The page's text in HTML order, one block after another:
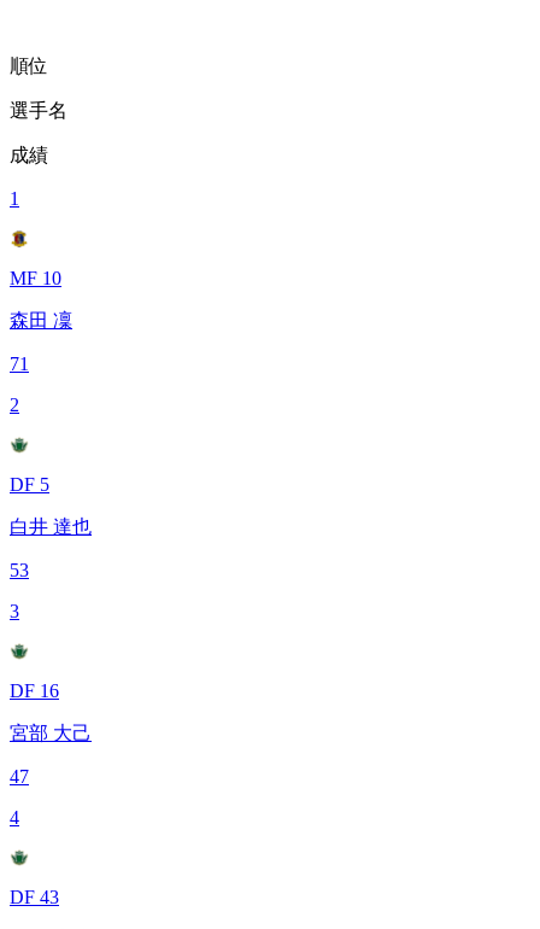
順位
選手名
成績
1
MF 10
森田 凜
71
2
DF 5
白井 達也
53
3
DF 16
宮部 大己
47
4
DF 43